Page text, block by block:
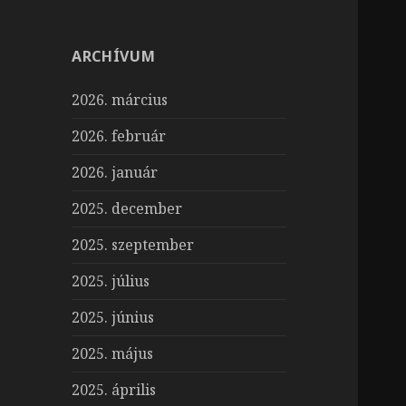
ARCHÍVUM
2026. március
2026. február
2026. január
2025. december
2025. szeptember
2025. július
2025. június
2025. május
2025. április